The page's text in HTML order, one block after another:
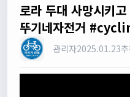
원행 13:19:59
새로운 자전거 커뮤니티가 되
관리자
모두들 환영합니다 :)
타데이포가차13:29:16
로라 두대 사망시키
뚜기네자전거
관리자2025.01.23